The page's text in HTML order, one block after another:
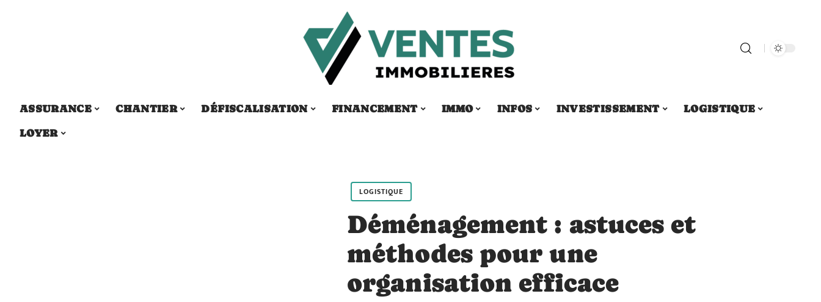
ASSURANCE CHANTIER DÉFISCALISATION FINANCEMENT IMMO INFOS INVESTISSEMENT
LOGISTIQUE
LOYER
LOGISTIQUE
Déménagement : astuces et
méthodes pour une
organisation efficace